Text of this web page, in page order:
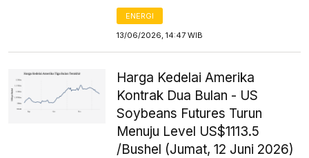
ENERGI
13/06/2026, 14:47 WIB
Harga Kedelai Amerika
Kontrak Dua Bulan - US
Soybeans Futures Turun
Menuju Level US$1113.5
/Bushel (Jumat, 12 Juni 2026)